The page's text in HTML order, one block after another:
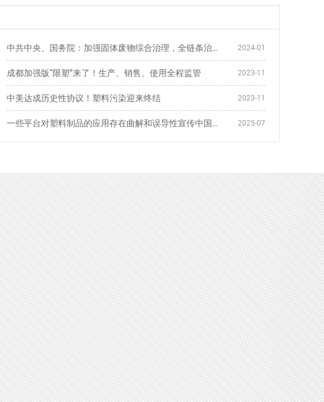
2024-01
中共中央、国务院：加强固体废物综合治理，全链条治理塑料污
2023-11
成都加强版“限塑”来了！生产、销售、使用全程监管
2023-11
中美达成历史性协议！塑料污染迎来终结
2025-07
一些平台对塑料制品的应用存在曲解和误导性宣传中国塑料加工
山东华利环保工程有限公司
电话：15634366601
邮箱：smithshs@126.com
地址：山东省济宁市任城区金宇路4号
海能国际C座